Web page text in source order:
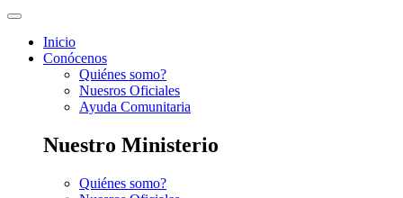
Inicio
Conócenos
Quiénes somo?
Nuesros Oficiales
Ayuda Comunitaria
Nuestro Ministerio
Quiénes somo?